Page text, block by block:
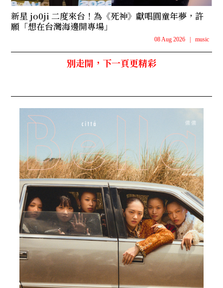
新星 jo0ji 二度來台！為《死神》獻唱圓童年夢，許
願「想在台灣海邊開專場」
08 Aug 2026 | music
別走開，下一頁更精彩